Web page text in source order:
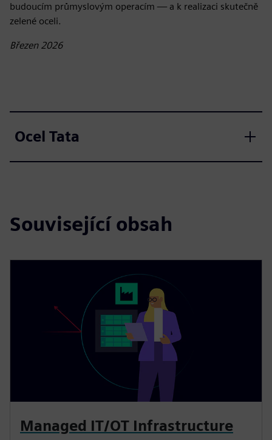
budoucím průmyslovým operacím — a k realizaci skutečně
zelené oceli.
Březen 2026
Ocel Tata
Související obsah
Managed IT/OT Infrastructure